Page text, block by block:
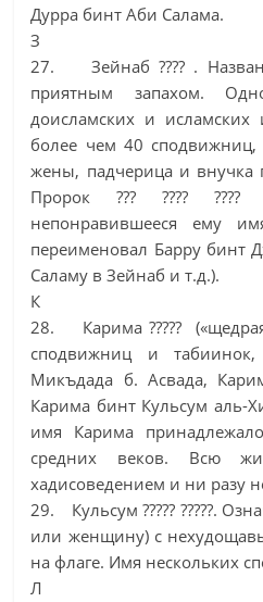
Дурра бинт Аби Салама.
З
27. Зейнаб ???? .
приятным запахом.
доисламских и
более чем 40
жены, падчерица и внучка
Пророк ??? ???? ????
непонравившееся ему
переименовал Барру бинт
Саламу в Зейнаб и т.д.).
К
28. Карима ?????
сподвижниц и
Микъдада б. Асвада,
Карима бинт Кульсум аль-
имя Карима
средних веков. Всю
хадисоведением и ни разу
29. Кульсум ????? ?????.
или женщину) с
на флаге. Имя нескольких
Л